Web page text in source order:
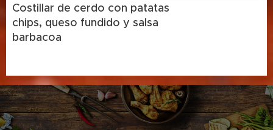
Costillar de cerdo con patatas
chips, queso fundido y salsa
barbacoa